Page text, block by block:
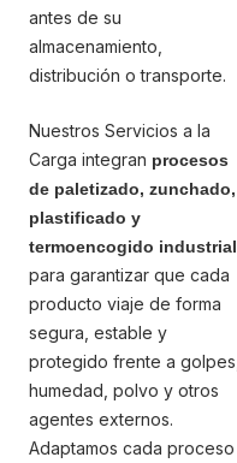
antes de su
almacenamiento,
distribución o transporte.
Nuestros Servicios a la
Carga integran procesos
de paletizado, zunchado,
plastificado y
termoencogido industrial
para garantizar que cada
producto viaje de forma
segura, estable y
protegido frente a golpes,
humedad, polvo y otros
agentes externos.
Adaptamos cada proceso